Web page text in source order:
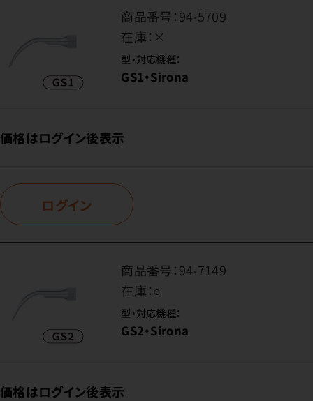
商品番号：94-5709
在庫： ×
型・対応機種：
GS1・Sirona
価格はログイン後表示
ログイン
商品番号：94-7149
在庫：○
型・対応機種：
GS2・Sirona
価格はログイン後表示